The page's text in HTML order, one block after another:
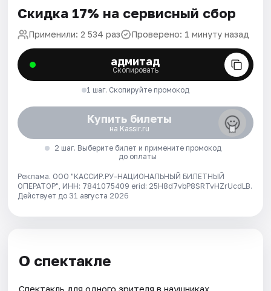
Скидка 17% на сервисный сбор
Применили: 2 534 раз Проверено: 1 минуту назад
адмитад
Скопировать
1 шаг. Скопируйте промокод
Купить билеты
на Kassir.ru
2 шаг. Выберите билет и примените промокод
до оплаты
Реклама. ООО "КАССИР.РУ-НАЦИОНАЛЬНЫЙ БИЛЕТНЫЙ
ОПЕРАТОР", ИНН: 7841075409 erid: 25H8d7vbP8SRTvHZrUcdLB.
Действует до 31 августа 2026
О спектакле
Спектакль для одного зрителя в наушниках